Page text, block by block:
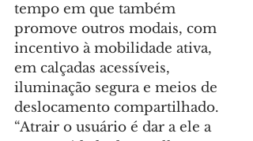
tempo em que também
promove outros modais, com
incentivo à mobilidade ativa,
em calçadas acessíveis,
iluminação segura e meios de
deslocamento compartilhado.
“Atrair o usuário é dar a ele a